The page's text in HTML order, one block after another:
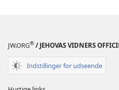
JW.ORG® / JEHOVAS VIDNERS
Indstillinger for udseende